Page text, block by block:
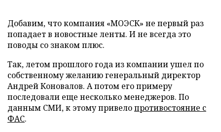
Добавим, что компания «МОЭСК» не первый раз
попадает в новостные ленты. И не всегда это
поводы со знаком плюс.
Так, летом прошлого года из компании ушел по
собственному желанию генеральный директор
Андрей Коновалов. А потом его примеру
последовали еще несколько менеджеров. По
данным СМИ, к этому привелопротивостояние с
ФАС.